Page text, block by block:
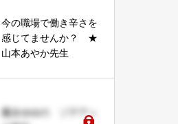
今の職場で働き辛さを
感じてませんか？ ★
山本あやか先生
魔女ゆゆの ゾデアッ